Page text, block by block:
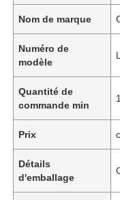
Nom de marque
Numéro de
modèle
Quantité de
commande min
Prix
Détails
d'emballage